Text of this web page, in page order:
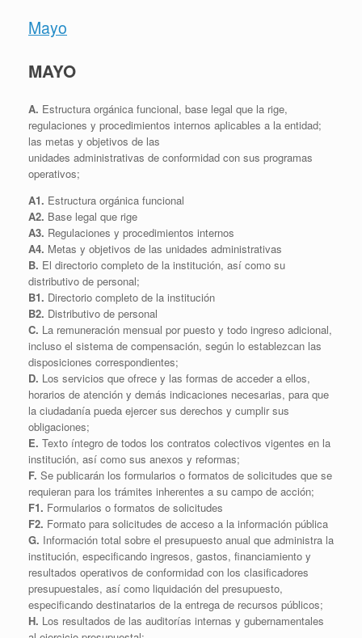
Mayo
MAYO
A. Estructura orgánica funcional, base legal que la rige,
regulaciones y procedimientos internos aplicables a la entidad;
las metas y objetivos de las
unidades administrativas de conformidad con sus programas
operativos;
A1. Estructura orgánica funcional
A2. Base legal que rige
A3. Regulaciones y procedimientos internos
A4. Metas y objetivos de las unidades administrativas
B. El directorio completo de la institución, así como su
distributivo de personal;
B1. Directorio completo de la institución
B2. Distributivo de personal
C. La remuneración mensual por puesto y todo ingreso adicional,
incluso el sistema de compensación, según lo establezcan las
disposiciones correspondientes;
D. Los servicios que ofrece y las formas de acceder a ellos,
horarios de atención y demás indicaciones necesarias, para que
la ciudadanía pueda ejercer sus derechos y cumplir sus
obligaciones;
E. Texto íntegro de todos los contratos colectivos vigentes en la
institución, así como sus anexos y reformas;
F. Se publicarán los formularios o formatos de solicitudes que se
requieran para los trámites inherentes a su campo de acción;
F1. Formularios o formatos de solicitudes
F2. Formato para solicitudes de acceso a la información pública
G. Información total sobre el presupuesto anual que administra la
institución, especificando ingresos, gastos, financiamiento y
resultados operativos de conformidad con los clasificadores
presupuestales, así como liquidación del presupuesto,
especificando destinatarios de la entrega de recursos públicos;
H. Los resultados de las auditorías internas y gubernamentales